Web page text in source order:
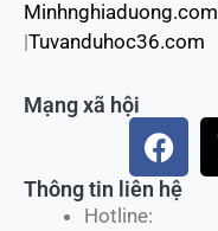
Minhnghiaduong.com
|Tuvanduhoc36.com
Hotline:
Mạng xã hội
F
a
c
Thông tin liên hệ